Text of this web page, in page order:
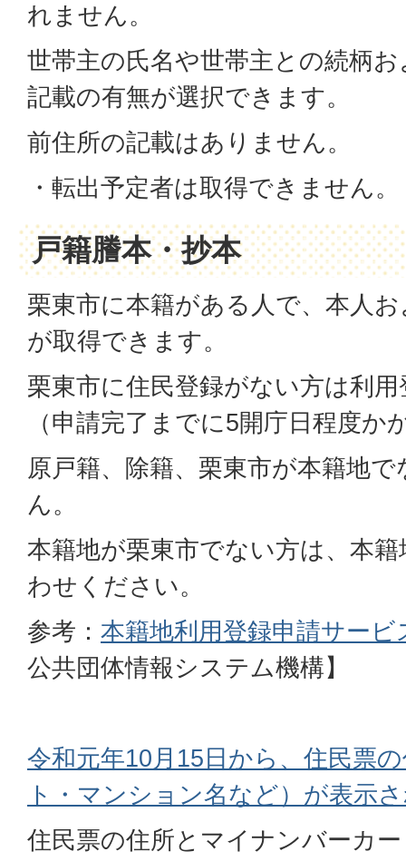
れません。
世帯主の氏名や世帯主との続柄
記載の有無が選択できます。
前住所の記載はありません。
・転出予定者は取得できません。
戸籍謄本・抄本
栗東市に本籍がある人で、本人
が取得できます。
栗東市に住民登録がない方は利
（申請完了までに5開庁日程度か
原戸籍、除籍、栗東市が本籍地
ん。
本籍地が栗東市でない方は、本
わせください。
参考： 本籍地利用登録申請サービ
公共団体情報システム機構】
令和元年10月15日から、住民票
ト・マンション名など）が表示
住民票の住所とマイナンバーカ